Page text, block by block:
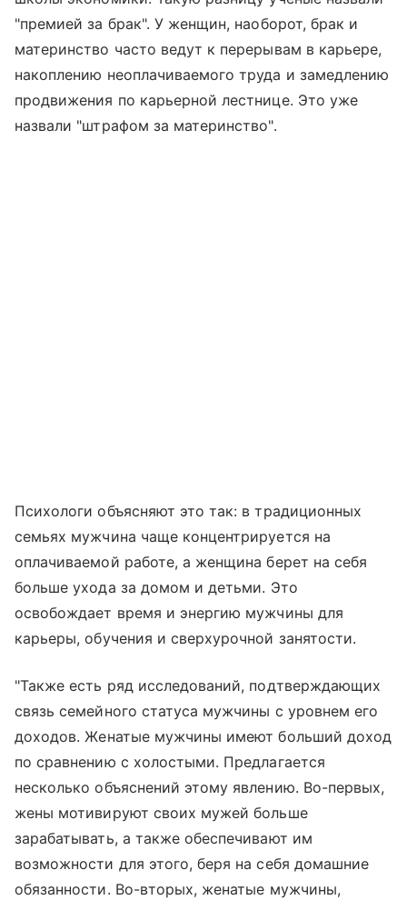
"премией за брак". У женщин, наоборот, брак и
материнство часто ведут к перерывам в карьере,
накоплению неоплачиваемого труда и замедлению
продвижения по карьерной лестнице. Это уже
назвали "штрафом за материнство".
Психологи объясняют это так: в традиционных
семьях мужчина чаще концентрируется на
оплачиваемой работе, а женщина берет на себя
больше ухода за домом и детьми. Это
освобождает время и энергию мужчины для
карьеры, обучения и сверхурочной занятости.
"Также есть ряд исследований, подтверждающих
связь семейного статуса мужчины с уровнем его
доходов. Женатые мужчины имеют больший доход
по сравнению с холостыми. Предлагается
несколько объяснений этому явлению. Во-первых,
жены мотивируют своих мужей больше
зарабатывать, а также обеспечивают им
возможности для этого, беря на себя домашние
обязанности. Во-вторых, женатые мужчины,